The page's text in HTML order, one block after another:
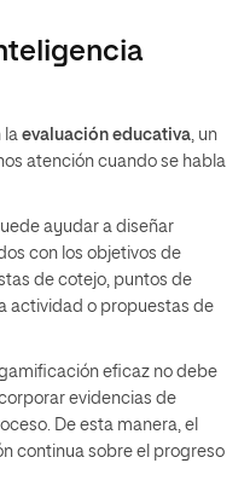
la evaluación educativa , un
atención cuando se habla
ayudar a diseñar
con los objetivos de
de cotejo, puntos de
actividad o propuestas de
eficaz no debe
evidencias de
De esta manera, el
continua sobre el progreso